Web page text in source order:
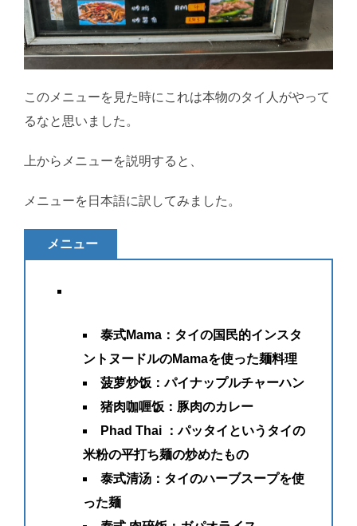
このメニューを見た時にこれは本物のタイ人がやって
るなと思いました。
上からメニューを説明すると、
メニューを日本語に訳してみました。
メニュー
泰式Mama：タイの国民的インスタ
ントヌードルのMamaを使った麺料理
菠萝炒饭：パイナップルチャーハン
猪肉咖喱饭：豚肉のカレー
Phad Thai ：パッタイというタイの
米粉の平打ち麺の炒めたもの
泰式清汤：タイのハーブスープを使
った麺